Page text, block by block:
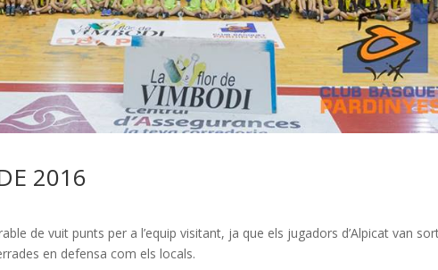
2016
de vuit punts per a l’equip visitant, ja que els jugadors d’Alpicat van
en defensa com els locals.